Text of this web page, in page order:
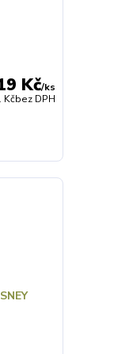
Kč/ks
Kčbez DPH